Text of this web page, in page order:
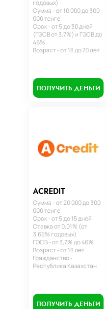
годовых)
Сумма - от 10 000 до 300
000 тенге
Срок - от 5 до 30 дней
(ГЭСВ от 3,7%) и ГЭСВ до
46%
Возраст - от 18 до 70 лет
ПОЛУЧИТЬ ДЕНЬГИ
ACREDIT
Сумма - от 20 000 до 300
000 тенге
Срок - от 5 до 15 дней
Ставка от 0,01% (от
3,65% годовых)
ГЭСВ - от 3,7% до 46%
Возраст - от 18 лет
Гражданство -
Республика Казахстан
ПОЛУЧИТЬ ДЕНЬГИ